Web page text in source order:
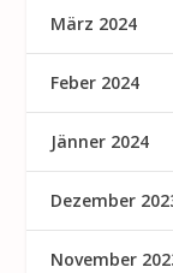
März 2024
Feber 2024
Jänner 2024
Dezember
November